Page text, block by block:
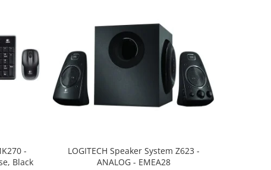
-
Black
LOGITECH Speaker System Z623 -
ANALOG - EMEA28